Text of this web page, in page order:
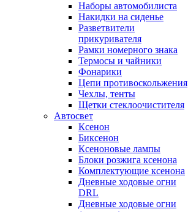
Наборы автомобилиста
Накидки на сиденье
Разветвители
прикуривателя
Рамки номерного знака
Термосы и чайники
Фонарики
Цепи противоскольжения
Чехлы, тенты
Щетки стеклоочистителя
Автосвет
Ксенон
Биксенон
Ксеноновые лампы
Блоки розжига ксенона
Комплектующие ксенона
Дневные ходовые огни
DRL
Дневные ходовые огни